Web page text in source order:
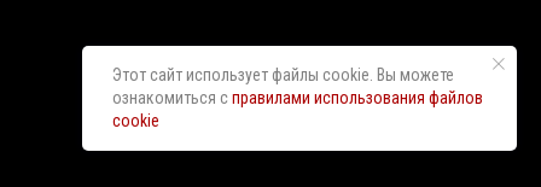
Этот сайт использует файлы cookie. Вы можете
ознакомиться справилами использования файлов
cookie